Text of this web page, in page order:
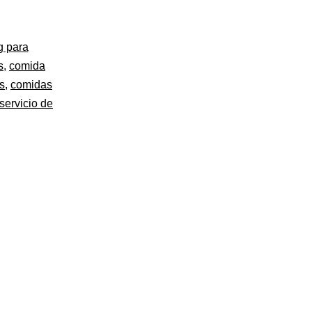
a
domicilio
en
para
, comida
, comidas
servicio de